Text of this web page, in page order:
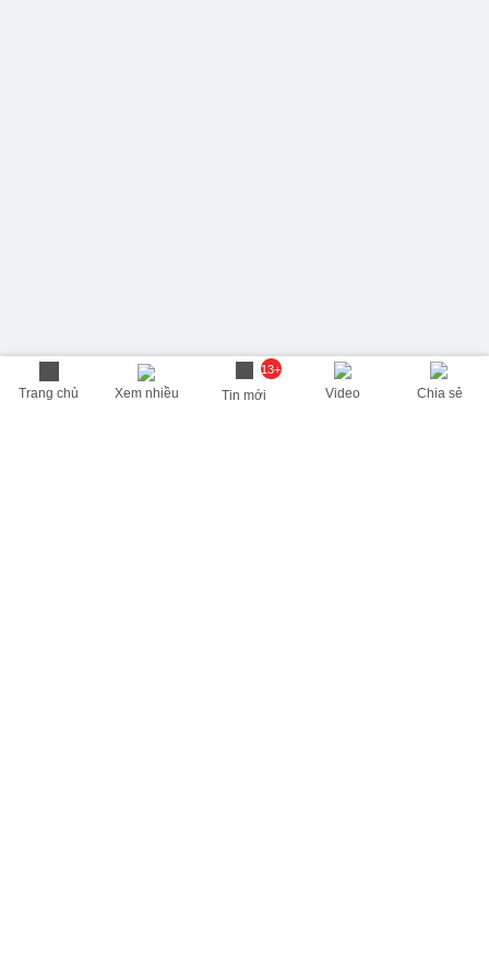
Trang chủ Xem nhiều
13+
Tin mới Video Chia sẻ